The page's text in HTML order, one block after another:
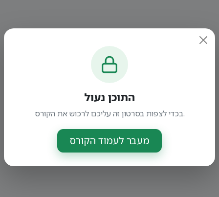
התוכן נעול
בכדי לצפות בסרטון זה עליכם לרכוש את הקורס.
מעבר לעמוד הקורס